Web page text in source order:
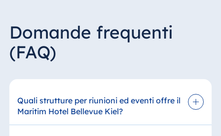
Domande frequenti
(FAQ)
Quali strutture per riunioni ed eventi offre il
Maritim Hotel Bellevue Kiel?